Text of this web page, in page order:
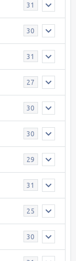
31
30
31
27
30
30
29
31
25
30